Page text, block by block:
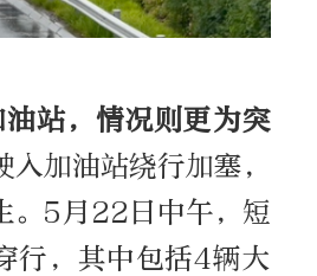
站，情况则更为突
加油站绕行加塞，
。5月22日中午，短
行，其中包括4辆大